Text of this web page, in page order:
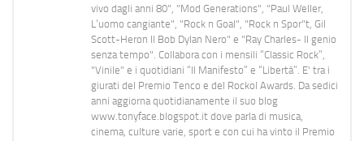
vivo dagli anni 80", "Mod Generations", "Paul Weller,
L’uomo cangiante", "Rock n Goal", "Rock n Spor"t, Gil
Scott-Heron Il Bob Dylan Nero" e "Ray Charles- Il genio
senza tempo". Collabora con i mensili “Classic Rock”,
"Vinile" e i quotidiani “Il Manifesto” e “Libertà”. E' tra i
giurati del Premio Tenco e del Rockol Awards. Da sedici
anni aggiorna quotidianamente il suo blog
www.tonyface.blogspot.it dove parla di musica,
cinema, culture varie, sport e con cui ha vinto il Premio